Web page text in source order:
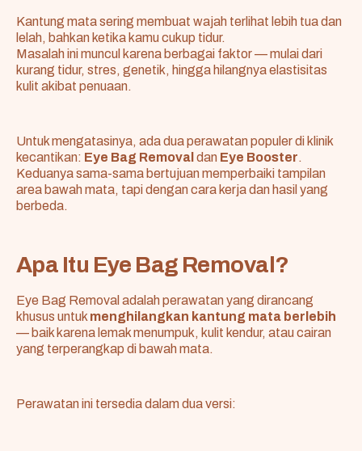
Kantung mata sering membuat wajah terlihat lebih tua dan
lelah, bahkan ketika kamu cukup tidur.
Masalah ini muncul karena berbagai faktor — mulai dari
kurang tidur, stres, genetik, hingga hilangnya elastisitas
kulit akibat penuaan.
Untuk mengatasinya, ada dua perawatan populer di klinik
kecantikan: Eye Bag Removal dan Eye Booster.
Keduanya sama-sama bertujuan memperbaiki tampilan
area bawah mata, tapi dengan cara kerja dan hasil yang
berbeda.
Apa Itu Eye Bag Removal?
Eye Bag Removal adalah perawatan yang dirancang
khusus untukmenghilangkan kantung mata berlebih
— baik karena lemak menumpuk, kulit kendur, atau cairan
yang terperangkap di bawah mata.
Perawatan ini tersedia dalam dua versi: